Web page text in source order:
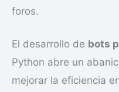
foros.
El desarrollo de bots
Python abre un
mejorar la eficiencia